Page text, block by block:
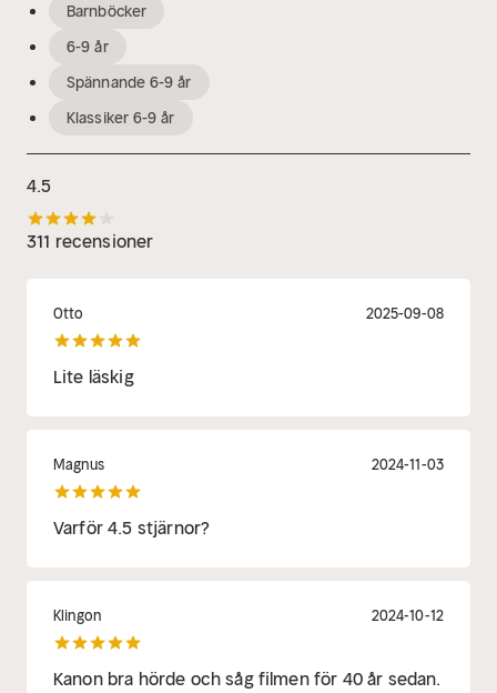
Barnböcker
6-9 år
Spännande 6-9 år
Klassiker 6-9 år
4.5
311 recensioner
Otto 2025-09-08
Lite läskig
Magnus 2024-11-03
Varför 4.5 stjärnor?
Klingon 2024-10-12
Kanon bra hörde och såg filmen för 40 år sedan.